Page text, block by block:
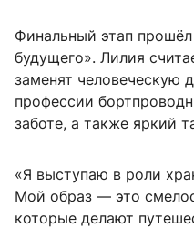
Финальный этап
будущего». Лилия
заменят
профессии
заботе, а также яркий
«Я выступаю в роли
Мой образ — это
которые делают